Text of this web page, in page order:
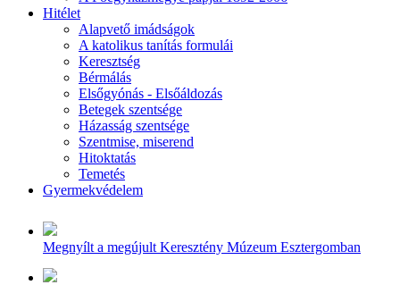
Hitélet
Alapvető imádságok
A katolikus tanítás formulái
Keresztség
Bérmálás
Elsőgyónás - Elsőáldozás
Betegek szentsége
Házasság szentsége
Szentmise, miserend
Hitoktatás
Temetés
Gyermekvédelem
Megnyílt a megújult Keresztény Múzeum Esztergomban